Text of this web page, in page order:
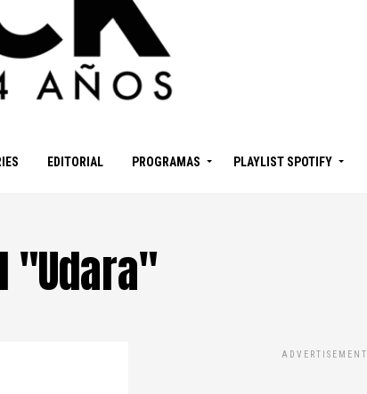
EDITORIAL PROGRAMAS PLAYLIST SPOTIFY
"Udara"
ADVERTISEMENT